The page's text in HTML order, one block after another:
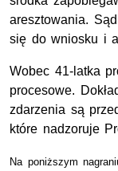
aresztowania.
się do wniosku i
Wobec 41-latka
procesowe.
zdarzenia są
które nadzoruje
Na poniższym